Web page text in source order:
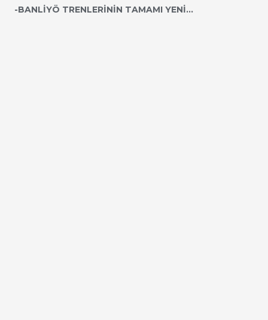
-BANLİYÖ TRENLERİNİN TAMAMI YENİ…